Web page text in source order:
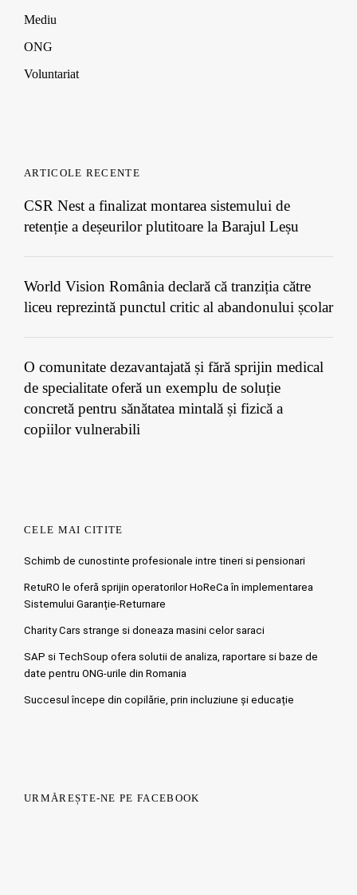
Mediu
ONG
Voluntariat
ARTICOLE RECENTE
CSR Nest a finalizat montarea sistemului de
retenție a deșeurilor plutitoare la Barajul Leșu
World Vision România declară că tranziția către
liceu reprezintă punctul critic al abandonului școlar
O comunitate dezavantajată și fără sprijin medical
de specialitate oferă un exemplu de soluție
concretă pentru sănătatea mintală și fizică a
copiilor vulnerabili
CELE MAI CITITE
Schimb de cunostinte profesionale intre tineri si pensionari
RetuRO le oferă sprijin operatorilor HoReCa în implementarea
Sistemului Garanție-Returnare
Charity Cars strange si doneaza masini celor saraci
SAP si TechSoup ofera solutii de analiza, raportare si baze de
date pentru ONG-urile din Romania
Succesul începe din copilărie, prin incluziune și educație
URMĂREȘTE-NE PE FACEBOOK